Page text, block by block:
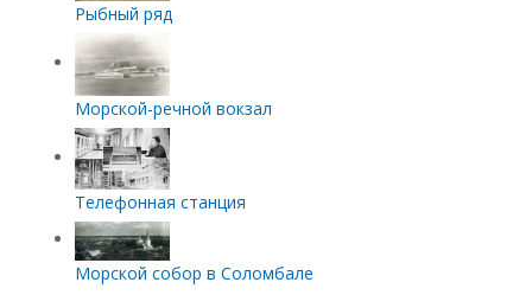
Рыбный ряд
Морской-речной вокзал
Телефонная станция
Морской собор в Соломбале